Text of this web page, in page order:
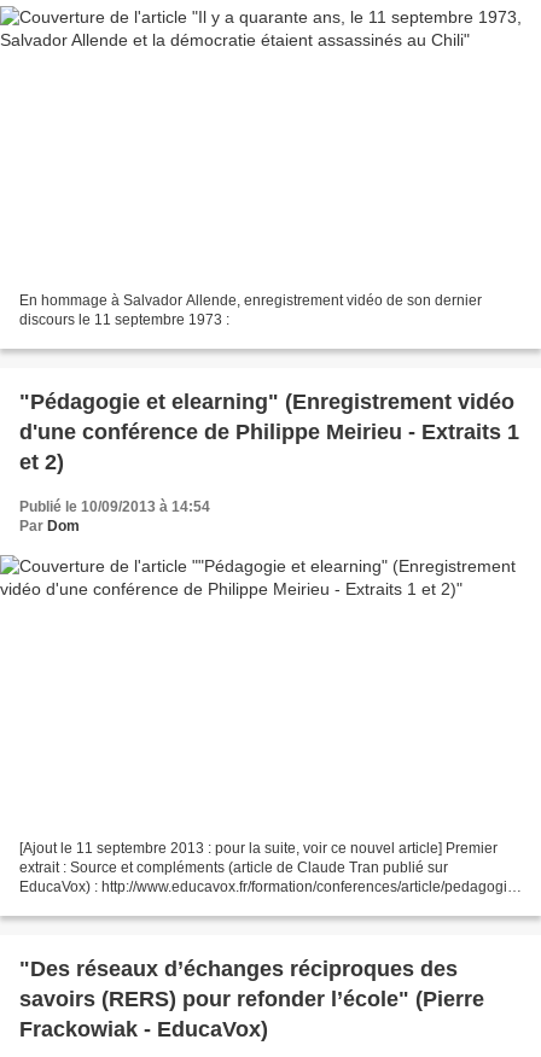
En hommage à Salvador Allende, enregistrement vidéo de son dernier
discours le 11 septembre 1973 :
"Pédagogie et elearning" (Enregistrement vidéo
d'une conférence de Philippe Meirieu - Extraits 1
et 2)
Publié le 10/09/2013 à 14:54
Par Dom
[Ajout le 11 septembre 2013 : pour la suite, voir ce nouvel article] Premier
extrait : Source et compléments (article de Claude Tran publié sur
EducaVox) : http://www.educavox.fr/formation/conferences/article/pedagogie-
"Des réseaux d’échanges réciproques des
savoirs (RERS) pour refonder l’école" (Pierre
Frackowiak - EducaVox)